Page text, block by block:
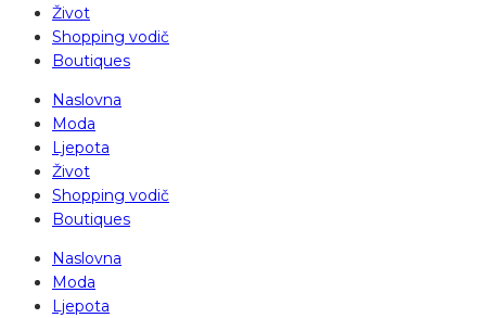
Život
Shopping vodič
Boutiques
Naslovna
Moda
Ljepota
Život
Shopping vodič
Boutiques
Naslovna
Moda
Ljepota